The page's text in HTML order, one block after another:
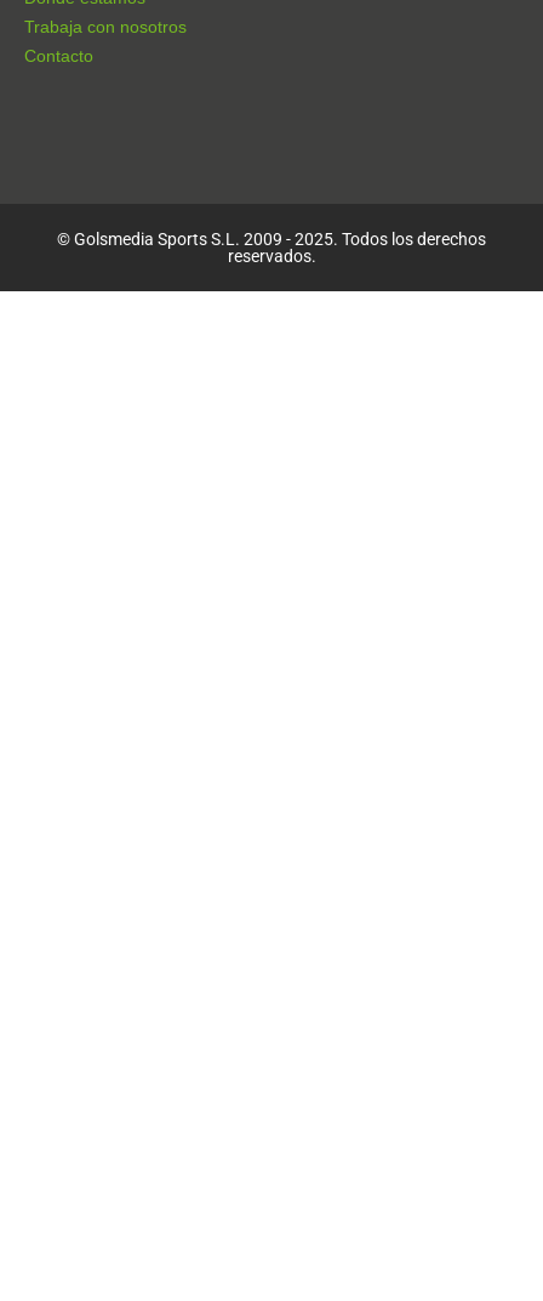
Trabaja con nosotros
Contacto
© Golsmedia Sports S.L. 2009 - 2025. Todos los derechos
reservados.